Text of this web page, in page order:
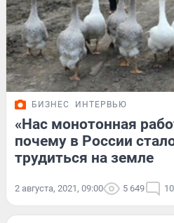
БИЗНЕС ИНТЕРВЬЮ
«Нас монотонная
почему в России
трудиться на земле
2 августа, 2021, 09:00 5 649 10